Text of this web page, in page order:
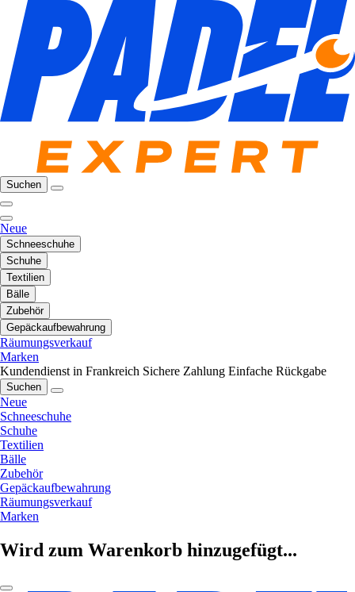
Suchen
Neue
Schneeschuhe
Schuhe
Textilien
Bälle
Zubehör
Gepäckaufbewahrung
Räumungsverkauf
Marken
Kundendienst in Frankreich Sichere Zahlung Einfache Rückgabe
Suchen
Neue
Schneeschuhe
Schuhe
Textilien
Bälle
Zubehör
Gepäckaufbewahrung
Räumungsverkauf
Marken
Wird zum Warenkorb hinzugefügt...